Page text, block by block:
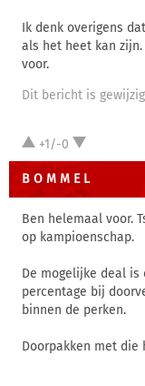
Ik denk overigens
als het heet kan zijn.
voor.
Dit bericht is
+1/-0
B O M M E L
Ben helemaal voor.
op kampioenschap.
De mogelijke deal is
percentage bij
binnen de perken.
Doorpakken met die